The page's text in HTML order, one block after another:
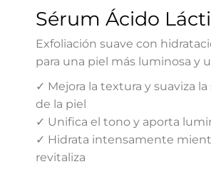
Sérum Ácido
Exfoliación suave con
para una piel más luminosa y
✓ Mejora la textura y suaviza
de la piel
✓ Unifica el tono y aporta
✓ Hidrata intensamente
revitaliza